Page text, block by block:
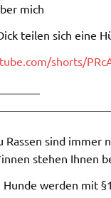
mich
teilen sich eine
shorts/
Rassen sind immer
stehen Ihnen
Hunde werden mit